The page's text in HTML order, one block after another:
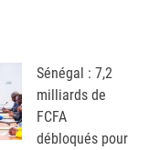
Sénégal : 7,2
milliards de
FCFA
débloqués pour